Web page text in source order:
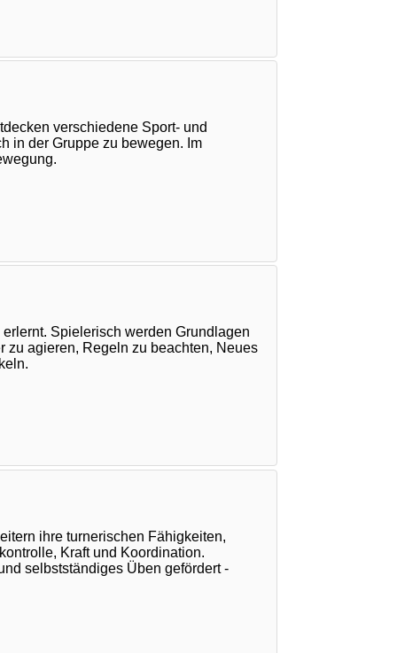
verschiedene Sport- und
in der Gruppe zu bewegen. Im
Spielerisch werden Grundlagen
zu agieren, Regeln zu beachten, Neues
ihre turnerischen Fähigkeiten,
Kraft und Koordination.
selbstständiges Üben gefördert -